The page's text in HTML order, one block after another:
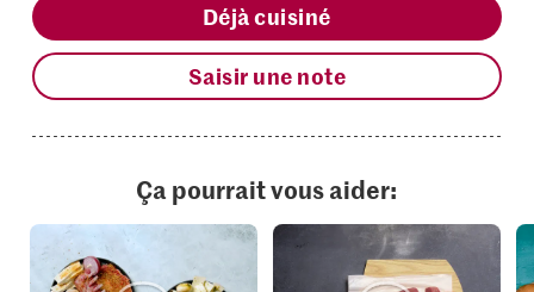
Déjà cuisiné
Saisir une note
Ça pourrait vous aider: